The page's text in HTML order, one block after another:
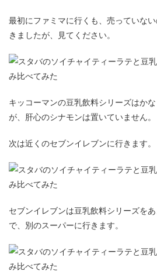
最初にファミマに行くも、売っていな
きましたが、見てください。
キッコーマンの豆乳飲料シリーズはか
が、肝心のシナモンは置いていません。
次は近くのセブンイレブンに行きます。
セブンイレブンは豆乳飲料シリーズを
で、別のスーパーに行きます。